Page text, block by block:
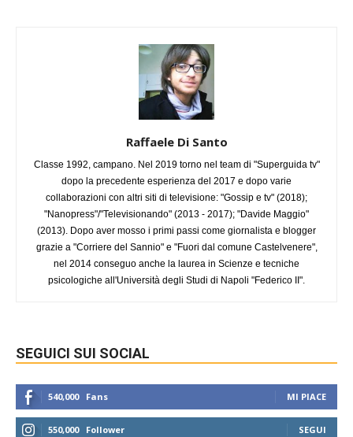
Raffaele Di Santo
Classe 1992, campano. Nel 2019 torno nel team di "Superguida tv"
dopo la precedente esperienza del 2017 e dopo varie
collaborazioni con altri siti di televisione: "Gossip e tv" (2018);
"Nanopress"/"Televisionando" (2013 - 2017); "Davide Maggio"
(2013). Dopo aver mosso i primi passi come giornalista e blogger
grazie a "Corriere del Sannio" e "Fuori dal comune Castelvenere",
nel 2014 conseguo anche la laurea in Scienze e tecniche
psicologiche all'Università degli Studi di Napoli "Federico II".
SEGUICI SUI SOCIAL
540,000 Fans MI PIACE
550,000 Follower SEGUI